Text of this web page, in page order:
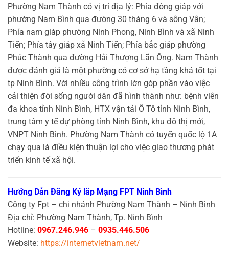
Phường Nam Thành có vị trí địa lý: Phía đông giáp với
phường Nam Bình qua đường 30 tháng 6 và sông Vân;
Phía nam giáp phường Ninh Phong, Ninh Bình và xã Ninh
Tiến; Phía tây giáp xã Ninh Tiến; Phía bắc giáp phường
Phúc Thành qua đường Hải Thượng Lãn Ông. Nam Thành
được đánh giá là một phường có cơ sở hạ tầng khá tốt tại
tp Ninh Bình. Với nhiều công trình lớn góp phần vào việc
cải thiện đời sống người dân đã hình thành như: bệnh viên
đa khoa tỉnh Ninh Bình, HTX vận tải Ô Tô tỉnh Ninh Bình,
trung tâm y tế dự phòng tỉnh Ninh Bình, khu đô thị mới,
VNPT Ninh Bình. Phường Nam Thành có tuyến quốc lộ 1A
chạy qua là điều kiện thuận lợi cho việc giao thương phát
triển kinh tế xã hội.
Hướng Dẫn Đăng Ký lắp Mạng FPT Ninh Bình
Công ty Fpt – chi nhánh Phường Nam Thành – Ninh Bình
Địa chỉ: Phường Nam Thành, Tp. Ninh Bình
Hotline: 0967.246.946 – 0935.446.506
Website: https://internetvietnam.net/